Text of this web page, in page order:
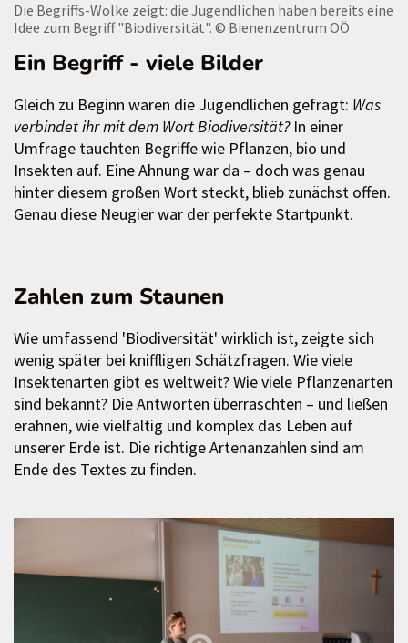
Die Begriffs-Wolke zeigt: die Jugendlichen haben bereits eine
Idee zum Begriff "Biodiversität". © Bienenzentrum OÖ
Ein Begriff - viele Bilder
Gleich zu Beginn waren die Jugendlichen gefragt: Was
verbindet ihr mit dem Wort Biodiversität?In einer
Umfrage tauchten Begriffe wie Pflanzen, bio und
Insekten auf. Eine Ahnung war da – doch was genau
hinter diesem großen Wort steckt, blieb zunächst offen.
Genau diese Neugier war der perfekte Startpunkt.
Zahlen zum Staunen
Wie umfassend 'Biodiversität' wirklich ist, zeigte sich
wenig später bei kniffligen Schätzfragen. Wie viele
Insektenarten gibt es weltweit? Wie viele Pflanzenarten
sind bekannt? Die Antworten überraschten – und ließen
erahnen, wie vielfältig und komplex das Leben auf
unserer Erde ist. Die richtige Artenanzahlen sind am
Ende des Textes zu finden.